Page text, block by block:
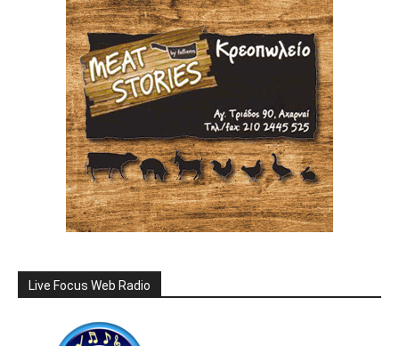
Live Focus Web Radio